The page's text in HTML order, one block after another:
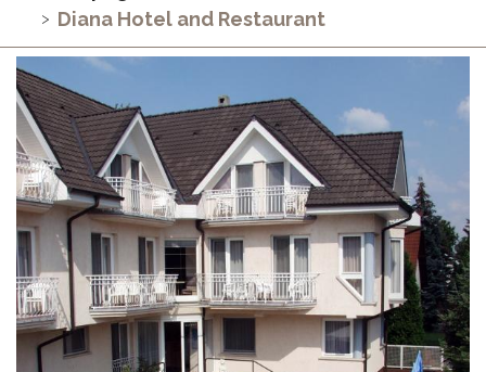
Diana Hotel and Restaurant